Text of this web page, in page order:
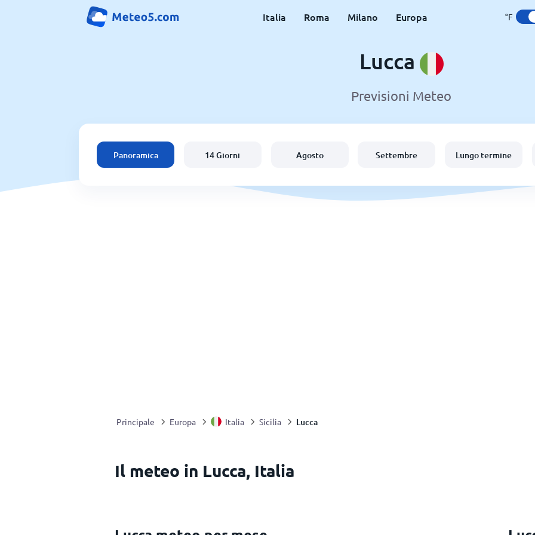
Italia Roma Milano Europa °F
Lucca
Previsioni Meteo
Panoramica 14 Giorni Agosto Settembre Lungo termine
Principale Europa Italia Sicilia Lucca
Il meteo in Lucca, Italia